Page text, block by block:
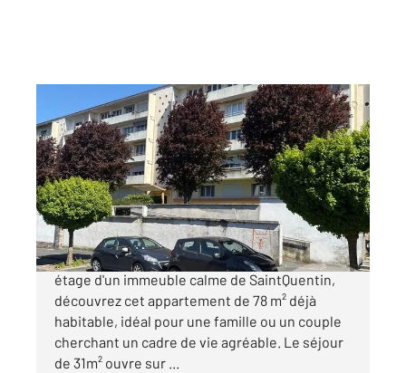
ST QUENTIN 02
77,55 m2, 5 pièces
Ref : 13771
Appartement à vendre
68 200 €
CENTURY 21 AGENCE DELAHAYE Au deuxième
étage d'un immeuble calme de SaintQuentin,
découvrez cet appartement de 78 m² déjà
habitable, idéal pour une famille ou un couple
cherchant un cadre de vie agréable. Le séjour
de 31m² ouvre sur ...